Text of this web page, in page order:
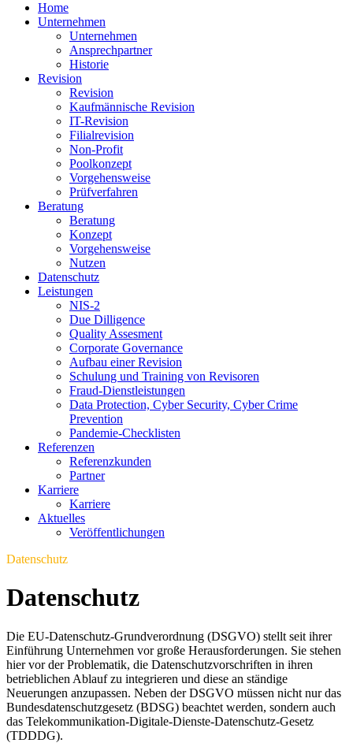
Home
Unternehmen
Unternehmen
Ansprechpartner
Historie
Revision
Revision
Kaufmännische Revision
IT-Revision
Filialrevision
Non-Profit
Poolkonzept
Vorgehensweise
Prüfverfahren
Beratung
Beratung
Konzept
Vorgehensweise
Nutzen
Datenschutz
Leistungen
NIS-2
Due Dilligence
Quality Assesment
Corporate Governance
Aufbau einer Revision
Schulung und Training von Revisoren
Fraud-Dienstleistungen
Data Protection, Cyber Security, Cyber Crime
Prevention
Pandemie-Checklisten
Referenzen
Referenzkunden
Partner
Karriere
Karriere
Aktuelles
Veröffentlichungen
Datenschutz
Datenschutz
Die EU-Datenschutz-Grundverordnung (DSGVO) stellt seit ihrer
Einführung Unternehmen vor große Herausforderungen. Sie stehen
hier vor der Problematik, die Datenschutzvorschriften in ihren
betrieblichen Ablauf zu integrieren und diese an ständige
Neuerungen anzupassen. Neben der DSGVO müssen nicht nur das
Bundesdatenschutzgesetz (BDSG) beachtet werden, sondern auch
das Telekommunikation-Digitale-Dienste-Datenschutz-Gesetz
(TDDDG).